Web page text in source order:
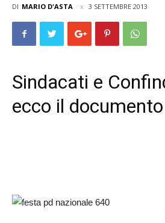
DI MARIO D'ASTA 3 SETTEMBRE 2013
Sindacati e
ecco il